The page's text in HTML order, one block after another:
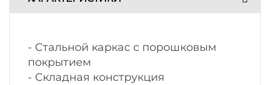
- Стальной каркас с порошковым
покрытием
- Складная конструкция